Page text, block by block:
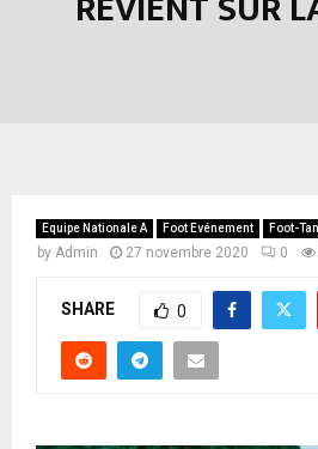
Equipe Nationale A Foot Evénement Foot-
by Admin 27 novembre 2020 0
SHARE 0